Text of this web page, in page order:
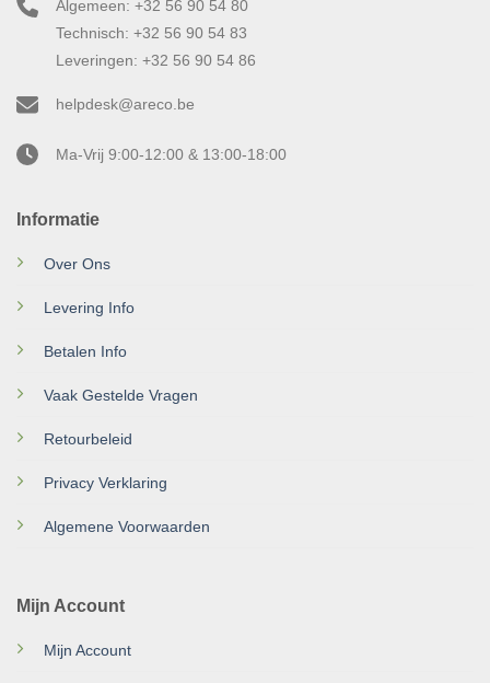
Informatie
Over Ons
Levering Info
Betalen Info
Vaak Gestelde Vragen
Retourbeleid
Privacy Verklaring
Algemene Voorwaarden
Mijn Account
Mijn Account
Algemeen: +32 56 90 54 80
Technisch: +32 56 90 54 83
Leveringen: +32 56 90 54 86
helpdesk@areco.be
Ma-Vrij 9:00-12:00 & 13:00-18:00